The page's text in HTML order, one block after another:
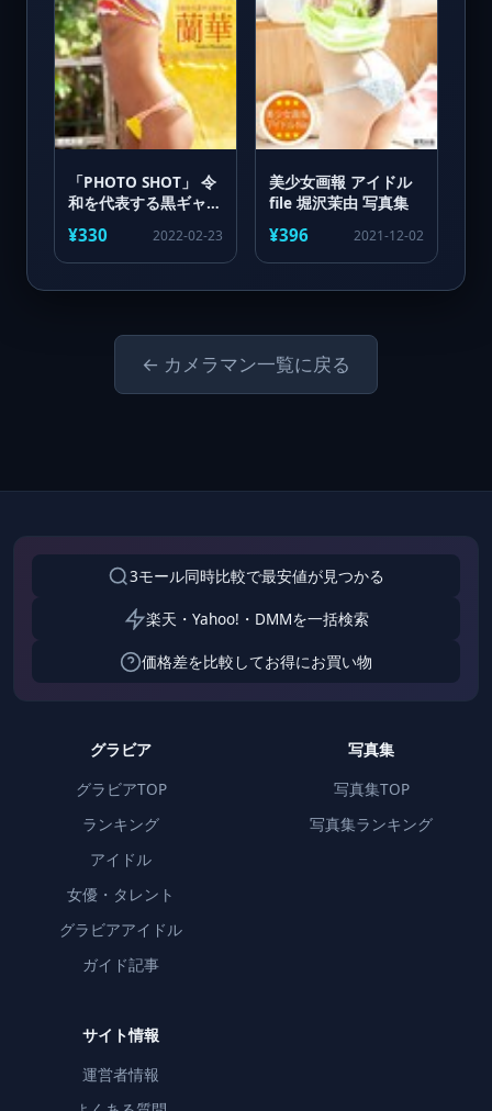
「PHOTO SHOT」 令
和を代表する黒ギャル
蘭華 写真集
¥330 2022-02-23
美少女画報 アイドル
file 堀沢茉由 写真集
¥396 2021-12-02
← カメラマン一覧に戻る
3モール同時比較で最安値が見つかる
楽天・Yahoo!・DMMを一括検索
価格差を比較してお得にお買い物
グラビア
グラビアTOP
ランキング
アイドル
女優・タレント
グラビアアイドル
ガイド記事
写真集
写真集TOP
写真集ランキング
サイト情報
運営者情報